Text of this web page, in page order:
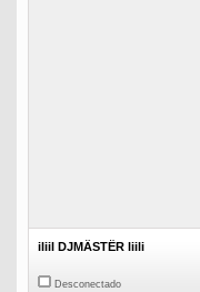
iliil DJMÄSTËR liili
Desconectado